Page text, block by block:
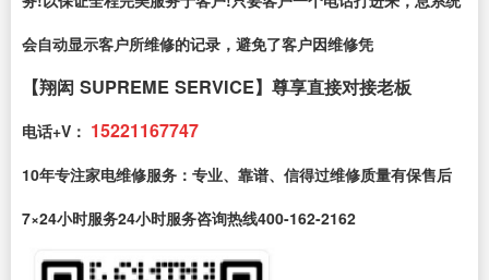
会自动显示客户所维修的记录，避免了客户因维修凭
【翔闳 SUPREME SERVICE】尊享直接对接老板
电话+V： 15221167747
10年专注家电维修服务：专业、靠谱、信得过维修质量有保售后
7×24小时服务24小时服务咨询热线400-162-2162